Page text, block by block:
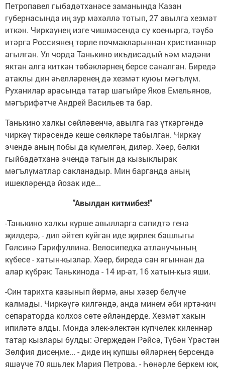
Петропавел гыбадәтханәсе заманында Казан
губернасында иң зур мәхәллә тотып, 27 авылга хезмәт
иткән. Чиркәүнең изге чишмәсендә су коенырга, тәүбә
итәргә Россиянең төрле почмакларыннан христианнар
агылган. Ул чорда Танькино икъдисадый һәм мәдәни
яктан алга киткән төбәкләрнең берсе саналган. Биредә
атаклы дин әһелләренең дә хезмәт куюы мәгълүм.
Руханилар арасында татар шагыйре Яков Емельянов,
мәгърифәтче Андрей Васильев та бар.
Танькино халкы сөйләвенчә, авылга газ үткәргәндә
чиркәү тирәсендә кеше сөякләре табылган. Чиркәү
эчендә аның побы да күмелгән, диләр. Хәер, бәлки
гыйбадәтханә эчендә тагын да кызыклырак
мәгълүматлар сакланадыр. Мин барганда аның
ишекләрендә йозак иде...
"Авылдан китмибез!"
-Танькино халкы күрше авылларга сәпидтә генә
җилдерә, - дип әйтеп куйган иде җирлек башлыгы
Гөлсинә Гарифуллина. Велосипедка атланучының
күбесе - хатын-кызлар. Хәер, биредә сан ягыннан да
алар күбрәк: Танькинода - 14 ир-ат, 16 хатын-кыз яши.
-Син тарихта казынып йөрмә, аны хәзер белүче
калмады. Чиркәүгә килгәндә, анда минем әби иртә-кич
сепараторда колхоз сөте әйләндерде. Хезмәт хакын
ипиләтә алды. Монда элек-электән күпчелек киленнәр
татар кызлары булды: Әгерҗедән Рәйсә, Түбән Үрәстән
Зөлфия дисеңме... - диде иң купшы өйләрнең берсендә
яшәүче 70 яшьлек Мария Петрова. - Һөнәрле беркем юк,